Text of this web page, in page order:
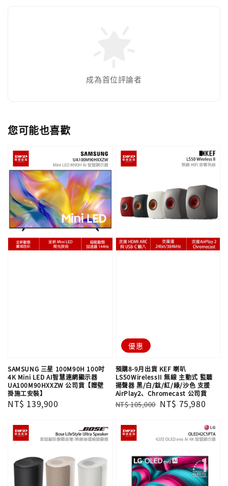
成為首位評論者
您可能也喜歡
SAMSUNG 三星 100M90H 100吋
4K Mini LED AI智慧連網顯示器
UA100M90HXXZW 公司貨【贈壁
掛施工安裝】
Regular
NT$ 139,900
優惠
預購8-9月出貨 KEF 喇叭
LS50WirelessII 無線 主動式 監聽
揚聲器 黑/白/鈦/紅/綠/沙色 支援
AirPlay2、Chromecast 公司貨
Regular
NT$ 105,000 Sale
NT$ 75,980